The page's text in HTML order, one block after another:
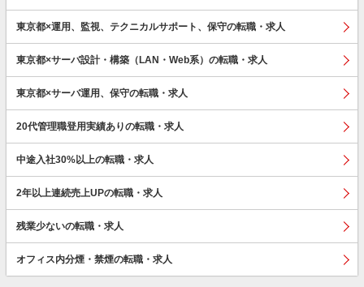
東京都×運用、監視、テクニカルサポート、保守の転職・求人
東京都×サーバ設計・構築（LAN・Web系）の転職・求人
東京都×サーバ運用、保守の転職・求人
20代管理職登用実績ありの転職・求人
中途入社30%以上の転職・求人
2年以上連続売上UPの転職・求人
残業少ないの転職・求人
オフィス内分煙・禁煙の転職・求人